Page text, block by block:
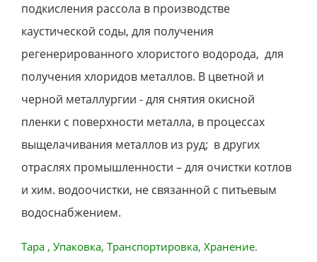
подкисления рассола в производстве
каустической соды, для получения
регенерированного хлористого водорода, для
получения хлоридов металлов. В цветной и
черной металлургии - для снятия окисной
пленки с поверхности металла, в процессах
выщелачивания металлов из руд; в других
отраслях промышленности – для очистки котлов
и хим. водоочистки, не связанной с питьевым
водоснабжением.
Тара , Упаковка, Транспортировка, Хранение.